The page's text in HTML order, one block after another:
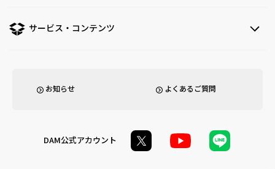
サービス・コンテンツ
お知らせ よくあるご質問
DAM公式アカウント